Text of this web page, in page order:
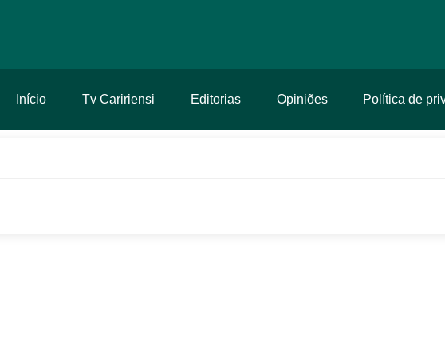
Início Tv Caririensi Editorias Opiniões Política de